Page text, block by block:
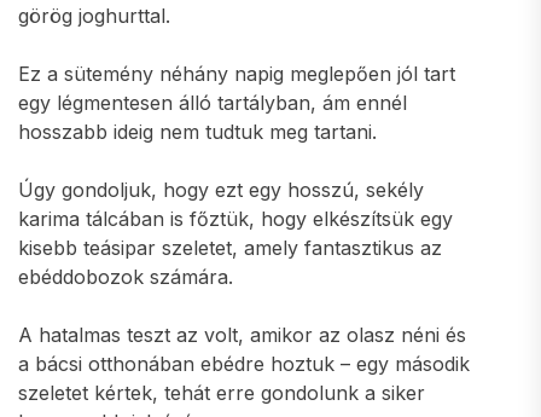
görög joghurttal.
Ez a sütemény néhány napig meglepően jól tart
egy légmentesen álló tartályban, ám ennél
hosszabb ideig nem tudtuk meg tartani.
Úgy gondoljuk, hogy ezt egy hosszú, sekély
karima tálcában is főztük, hogy elkészítsük egy
kisebb teásipar szeletet, amely fantasztikus az
ebéddobozok számára.
A hatalmas teszt az volt, amikor az olasz néni és
a bácsi otthonában ebédre hoztuk – egy második
szeletet kértek, tehát erre gondolunk a siker